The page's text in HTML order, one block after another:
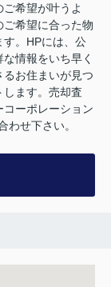
希望が叶うよ
希望に合った物
。HPには、公
情報をいち早く
お住まいが見つ
ます。売却査
ーポレーション
せ下さい。